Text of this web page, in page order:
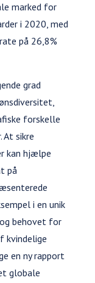
marked for
i 2020, med
på 26,8%
grad
forskelle
At sikre
kan hjælpe
på
i en unik
behovet for
kvindelige
en ny rapport
globale